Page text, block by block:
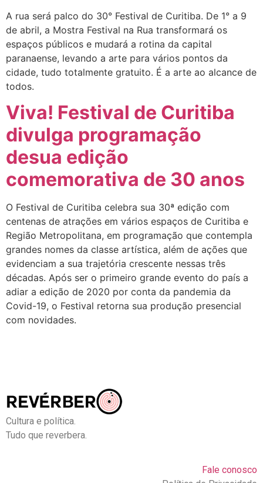
A rua será palco do 30° Festival de Curitiba. De 1° a 9
de abril, a Mostra Festival na Rua transformará os
espaços públicos e mudará a rotina da capital
paranaense, levando a arte para vários pontos da
cidade, tudo totalmente gratuito. É a arte ao alcance de
todos.
Viva! Festival de Curitiba
divulga programação
desua edição
comemorativa de 30 anos
O Festival de Curitiba celebra sua 30ª edição com
centenas de atrações em vários espaços de Curitiba e
Região Metropolitana, em programação que contempla
grandes nomes da classe artística, além de ações que
evidenciam a sua trajetória crescente nessas três
décadas. Após ser o primeiro grande evento do país a
adiar a edição de 2020 por conta da pandemia da
Covid-19, o Festival retorna sua produção presencial
com novidades.
Cultura e política.
Tudo que reverbera.
Fale conosco